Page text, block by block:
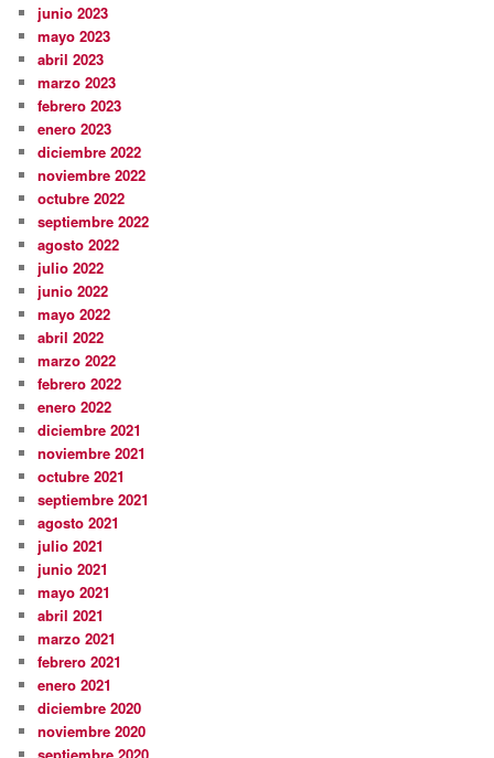
junio 2023
mayo 2023
abril 2023
marzo 2023
febrero 2023
enero 2023
diciembre 2022
noviembre 2022
octubre 2022
septiembre 2022
agosto 2022
julio 2022
junio 2022
mayo 2022
abril 2022
marzo 2022
febrero 2022
enero 2022
diciembre 2021
noviembre 2021
octubre 2021
septiembre 2021
agosto 2021
julio 2021
junio 2021
mayo 2021
abril 2021
marzo 2021
febrero 2021
enero 2021
diciembre 2020
noviembre 2020